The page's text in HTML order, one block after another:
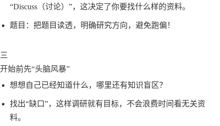
“Discuss（讨论）”，这决定了你要找什么样的资料。
题目：把题目读透，明确研究方向，避免跑偏！
三
开始前先“头脑风暴”
想想自己已经知道什么，哪里还有知识盲区？
找出“缺口”，这样调研就有目标，不会浪费时间看无关资
料。